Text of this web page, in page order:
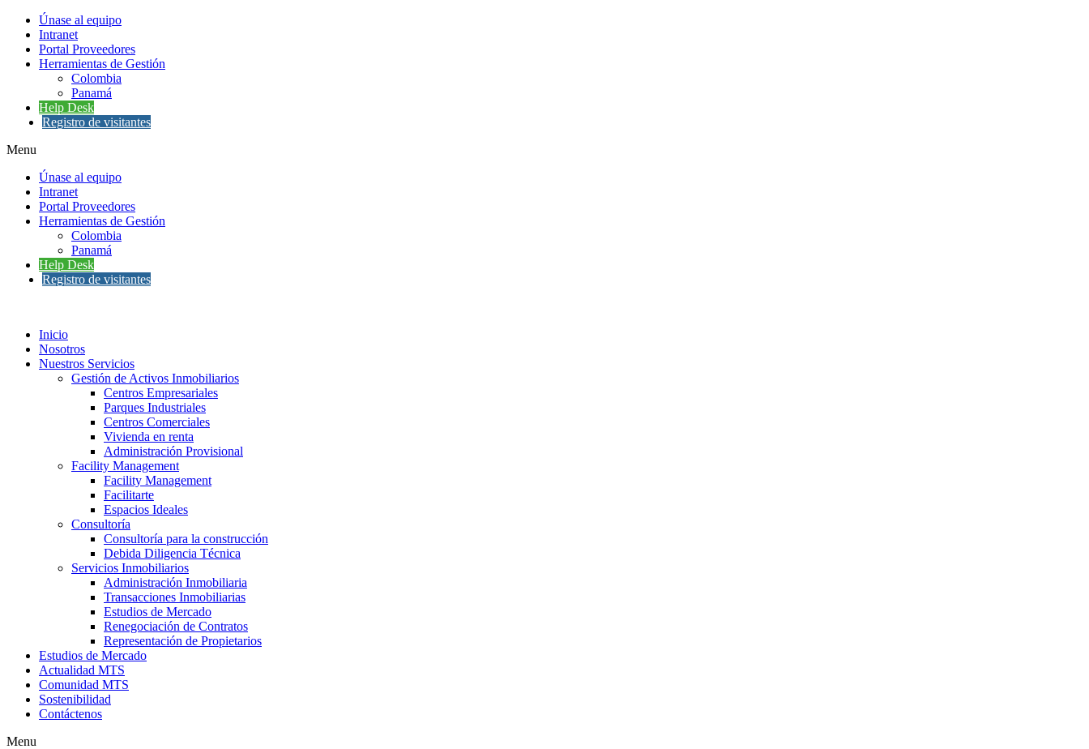
Únase al equipo
Intranet
Portal Proveedores
Herramientas de Gestión
Colombia
Panamá
Help Desk
Registro de visitantes
Menu
Únase al equipo
Intranet
Portal Proveedores
Herramientas de Gestión
Colombia
Panamá
Help Desk
Registro de visitantes
Inicio
Nosotros
Nuestros Servicios
Gestión de Activos Inmobiliarios
Centros Empresariales
Parques Industriales
Centros Comerciales
Vivienda en renta
Administración Provisional
Facility Management
Facility Management
Facilitarte
Espacios Ideales
Consultoría
Consultoría para la construcción
Debida Diligencia Técnica
Servicios Inmobiliarios
Administración Inmobiliaria
Transacciones Inmobiliarias
Estudios de Mercado
Renegociación de Contratos
Representación de Propietarios
Estudios de Mercado
Actualidad MTS
Comunidad MTS
Sostenibilidad
Contáctenos
Menu